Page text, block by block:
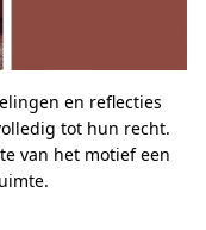
en reflecties
tot hun recht.
van het motief een